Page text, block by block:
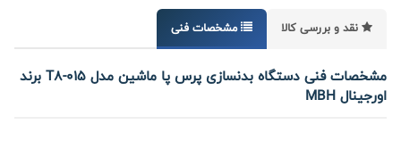
نقد و بررسی کالا مشخصات فنی
مشخصات فنی دستگاه بدنسازی پرس پا ماشین مدل T8-015 برند
اورجینال MBH